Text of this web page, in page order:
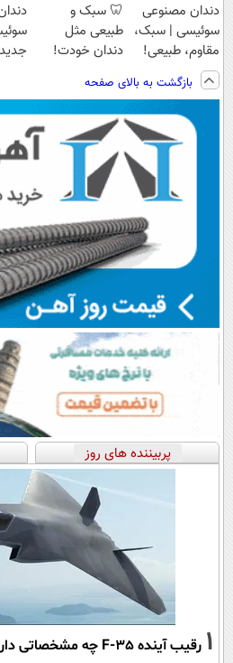
دندان مصنوعی
سوئیسی | سبک،
مقاوم، طبیعی!
ویزیت
رایگان+پرداخت
اقساطی😍
🦷 سبک و
طبیعی مثل
دندان خودت!
پرداخت اقساطی
💳 📍 تهران
بازگشت به بالای صفحه
پربیننده های روز
1 رقیب آینده F-35 چه مشخصاتی دارد؟